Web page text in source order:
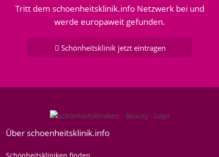
Tritt dem schoenheitsklinik.info Netzwerk bei und
werde europaweit gefunden.
Schönheitsklinik jetzt eintragen
Über schoenheitsklinik.info